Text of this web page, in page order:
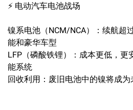
⚡ 电动汽车电池战场
镍系电池（NCM/NCA）：续航超
能和豪华车型
LFP（磷酸铁锂）：成本更低，更
能系统
回收利用：废旧电池中的镍将成